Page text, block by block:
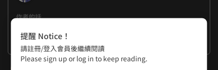
作者的話
自己超不喜歡單獨拍照，一回想起國中的畢冊要拍"個人照"，
要擺些姿勢什麼的，都覺得很痛苦，拜託讓我和朋友一起拍
QQ
看更多
提醒 Notice！
請註冊/登入會員後繼續閱讀
Please sign up or log in to keep reading.